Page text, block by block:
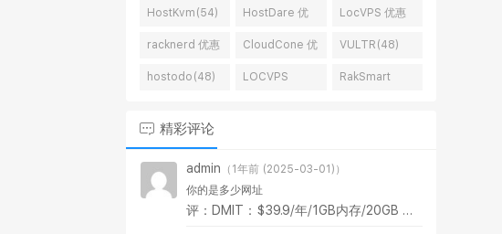
vps(59) vps(58)
HostKvm(54) HostDare 优
惠码(53)
LocVPS 优惠
码(51)
racknerd 优惠
码(51)
CloudCone 优
惠码(50)
VULTR(48)
hostodo(48) LOCVPS RakSmart
精彩评论
admin （1年前 (2025-03-01)）
你的是多少网址
评：DMIT：$39.9/年/1GB内存/20GB SSD空间/1TB流量/1Gbps端口/KVM/洛杉矶CMIN2/洛杉矶CN2 GIA/香港CN2 GIA